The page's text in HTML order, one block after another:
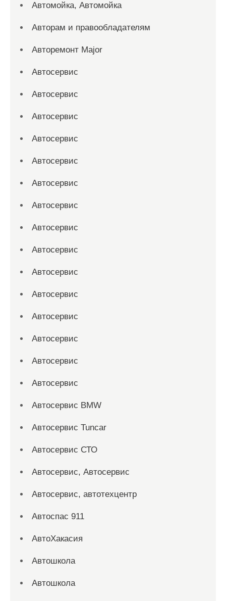
Автомойка, Автомойка
Авторам и правообладателям
Авторемонт Major
Автосервис
Автосервис
Автосервис
Автосервис
Автосервис
Автосервис
Автосервис
Автосервис
Автосервис
Автосервис
Автосервис
Автосервис
Автосервис
Автосервис
Автосервис
Автосервис BMW
Автосервис Tuncar
Автосервис СТО
Автосервис, Автосервис
Автосервис, автотехцентр
Автоспас 911
АвтоХакасия
Автошкола
Автошкола